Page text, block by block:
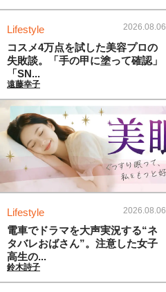
Lifestyle 2026.08.06
コスメ4万点を試した美容プロの
失敗談。「手の甲に塗って確認」
「SN...
遠藤幸子
Lifestyle 2026.08.06
電車でドラマを大声実況する“ネ
タバレおばさん”。注意した女子
高生の...
鈴木詩子